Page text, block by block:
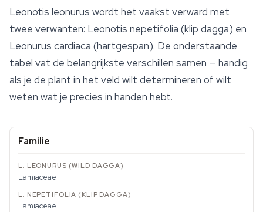
Leonotis leonurus wordt het vaakst verward met
twee verwanten: Leonotis nepetifolia (klip dagga) en
Leonurus cardiaca (hartgespan). De onderstaande
tabel vat de belangrijkste verschillen samen — handig
als je de plant in het veld wilt determineren of wilt
weten wat je precies in handen hebt.
Familie
Lamiaceae
Lamiaceae